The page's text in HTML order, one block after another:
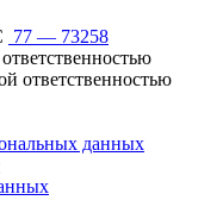
77 — 73258
ответственностью
данных